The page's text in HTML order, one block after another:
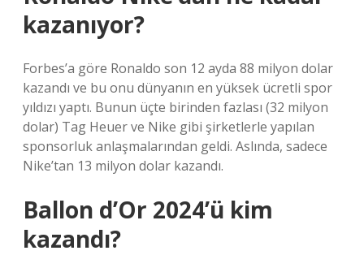
kazanıyor?
Forbes’a göre Ronaldo son 12 ayda 88 milyon dolar
kazandı ve bu onu dünyanın en yüksek ücretli spor
yıldızı yaptı. Bunun üçte birinden fazlası (32 milyon
dolar) Tag Heuer ve Nike gibi şirketlerle yapılan
sponsorluk anlaşmalarından geldi. Aslında, sadece
Nike’tan 13 milyon dolar kazandı.
Ballon d’Or 2024’ü kim
kazandı?